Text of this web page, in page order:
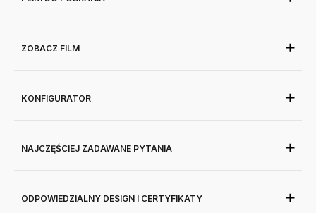
ZOBACZ FILM
KONFIGURATOR
NAJCZĘŚCIEJ ZADAWANE PYTANIA
ODPOWIEDZIALNY DESIGN I CERTYFIKATY